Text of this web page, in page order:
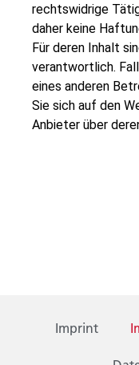
rechtswidrige
daher keine
Für deren Inhalt
verantwortlich.
eines anderen
Sie sich auf den
Anbieter über
Imprint